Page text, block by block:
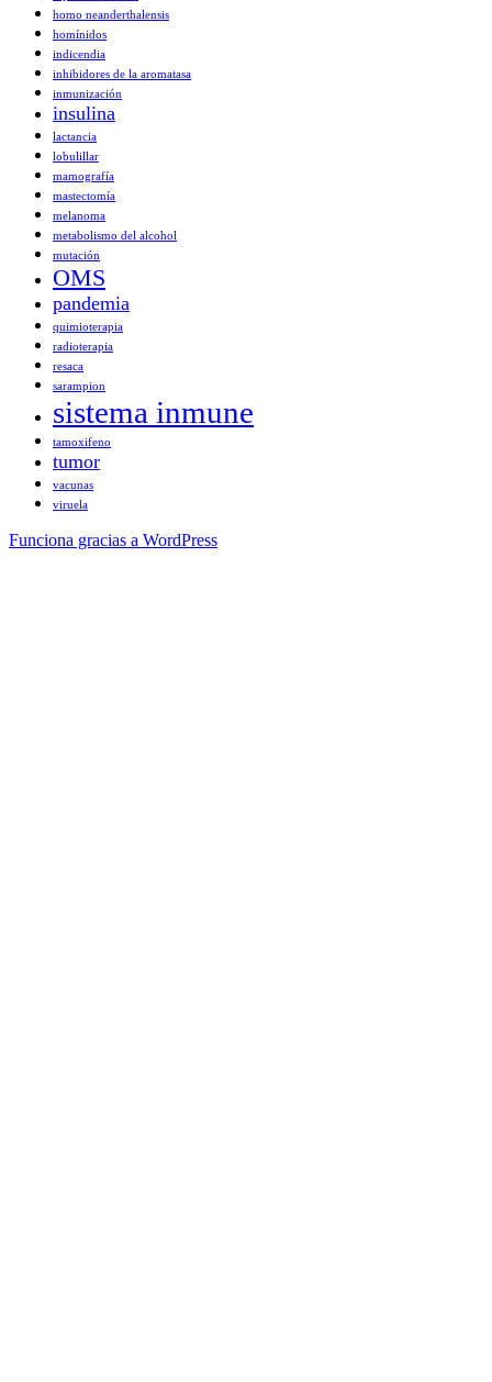
homo neanderthalensis
homínidos
indicendia
inhibidores de la aromatasa
inmunización
insulina
lactancia
lobulillar
mamografía
mastectomía
melanoma
metabolismo del alcohol
mutación
OMS
pandemia
quimioterapia
radioterapia
resaca
sarampion
sistema inmune
tamoxifeno
tumor
vacunas
viruela
Funciona gracias a WordPress